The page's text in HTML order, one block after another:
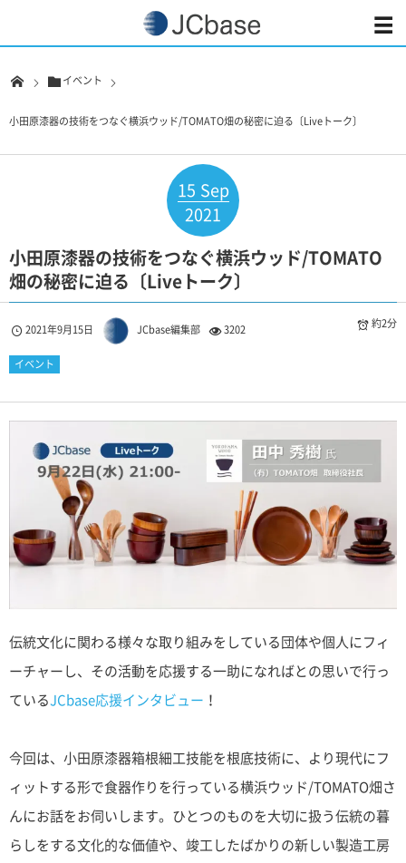
イベント
小田原漆器の技術をつなぐ横浜ウッド/TOMATO畑の秘密に迫る〔Liveトーク〕
15 Sep
2021
小田原漆器の技術をつなぐ横浜ウッド/TOMATO
畑の秘密に迫る〔Liveトーク〕
2021年9月15日 JCbase編集部 3202 約2分
イベント
伝統文化に関わる様々な取り組みをしている団体や個人にフィ
ーチャーし、その活動を応援する一助になればとの思いで行っ
ているJCbase応援インタビュー ！
今回は、小田原漆器箱根細工技能を根底技術に、より現代にフ
ィットする形で食器作りを行っている横浜ウッド/TOMATO畑さ
んにお話をお伺いします。ひとつのものを大切に扱う伝統の暮
らしをする文化的な価値や、竣工したばかりの新しい製造工房